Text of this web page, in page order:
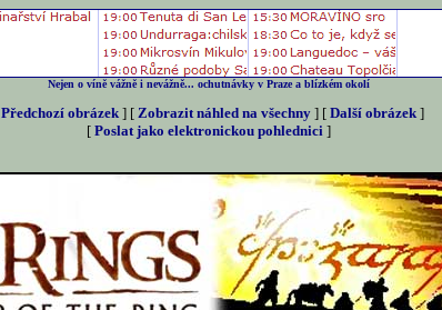
Nejen o víně vážně i nevážně... ochutnávky v Praze a blízkém okolí
Předchozí obrázek ] [ Zobrazit náhled na všechny ] [ Další obrázek ]
[ Poslat jako elektronickou pohlednici ]